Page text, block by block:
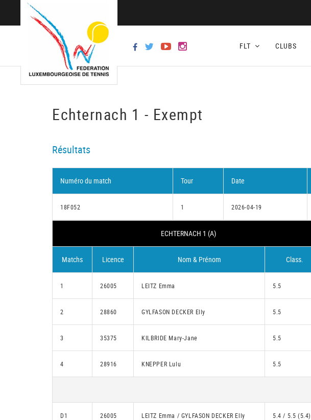
FLT CLUBS
Echternach 1 - Exempt
Résultats
Numéro du match Tour Date
18F052 1 2026-04-19
ECHTERNACH 1 (A)
Matchs Licence Nom & Prénom Class.
1 26005 LEITZ Emma 5.5
2 28860 GYLFASON DECKER Elly 5.5
3 35375 KILBRIDE Mary-Jane 5.5
4 28916 KNEPPER Lulu 5.5
D1 26005 LEITZ Emma / GYLFASON DECKER Elly 5.4 / 5.5 (5.4)